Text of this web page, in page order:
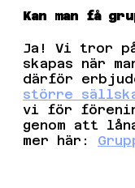
Kan man få
Ja! Vi tror
skapas när
därför
större
vi för
genom att
mer här: